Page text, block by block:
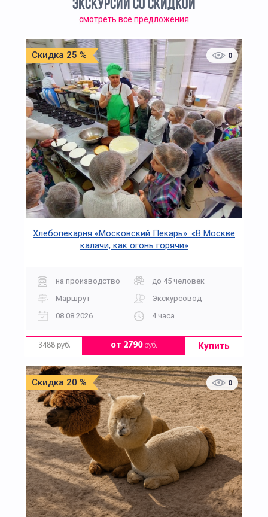
ЭКСКУРСИИ СО СКИДКОЙ
смотреть все предложения
Скидка 25 % 0
Хлебопекарня «Московский Пекарь»: «В Москве
калачи, как огонь горячи»
на производство
до 45 человек
Маршрут
Экскурсовод
08.08.2026
4 часа
3488 руб. от 2790руб. Купить
Скидка 20 % 0